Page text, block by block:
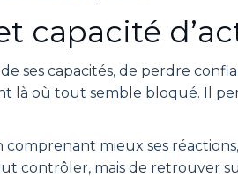
capacité
ses capacités, de perdre
là où tout semble bloqué. Il
comprenant mieux ses
contrôler, mais de retrouver